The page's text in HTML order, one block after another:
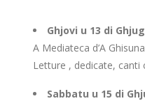
Ghjovi u 13 di
A Mediateca d’A
Letture , dedicate, canti
Sabbatu u 15 di